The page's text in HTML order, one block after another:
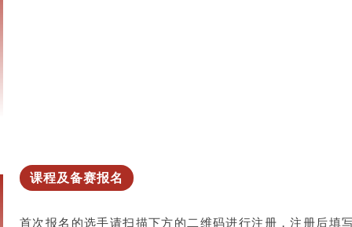
课程及备赛报名
首次报名的选手请扫描下方的二维码进行注册，注册后